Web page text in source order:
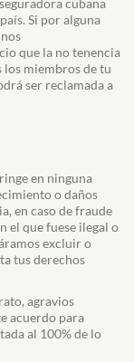
cubana
Si por alguna
que la no tenencia
los miembros de tu
ser reclamada a
en ninguna
o daños
en caso de fraude
el que fuese ilegal o
excluir o
tus derechos
agravios
acuerdo para
al 100% de lo